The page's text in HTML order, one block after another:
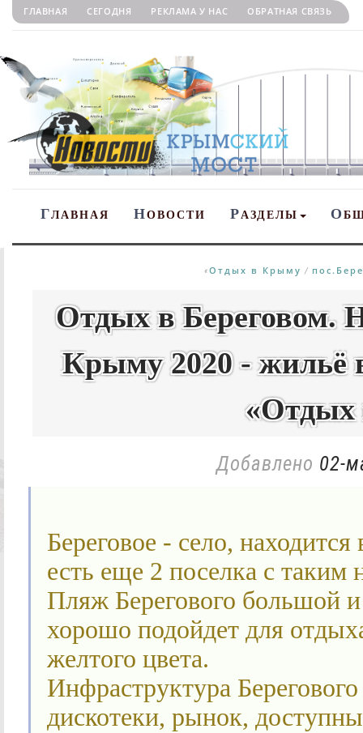
ГЛАВНАЯ СЕГОДНЯ РЕКЛАМА У НАС ОБРАТНАЯ СВЯЗЬ
ГЛАВНАЯ НОВОСТИ РАЗДЕЛЫ О
«Отдых в Крыму /
Отдых в Береговом.
Крыму 2020 - жильё
«Отдых
Добавлено 02-
Береговое - село,
есть еще 2 поселка с таким
Пляж Берегового большой
хорошо подойдет для
желтого цвета.
Инфраструктура
дискотеки, рынок,